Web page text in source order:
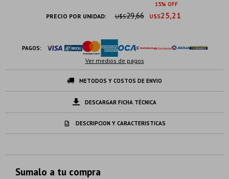
15
PRECIO POR UNIDAD: U$S25,21
U$S29,66
PAGOS:
Ver medios de pagos
METODOS Y COSTOS DE ENVIO
DESCARGAR FICHA TÉCNICA
DESCRIPCION Y CARACTERISTICAS
Sumalo a tu compra